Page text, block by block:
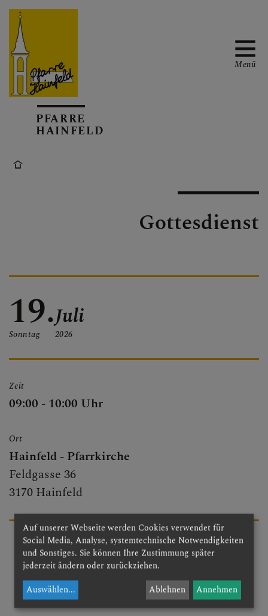
AKTUELL
GOTTESDIENSTE
PFARRBRIEF
PFARRKIRCHE
PFARRTEAM
FOTOGALERIE
GRUPPEN & RUNDEN
PFARRE
HAINFELD
Menü
Gottesdienst
19.
Sonntag
Juli
2026
Zeit
09:00 - 10:00 Uhr
Ort
Hainfeld - Pfarrkirche
Feldgasse 36
3170 Hainfeld
Auf unserer Webseite werden Cookies verwendet für
Social Media, Analyse, systemtechnische Notwendigkeiten
und Sonstiges. Sie können Ihre Zustimmung später
jederzeit ändern oder zurückziehen.
Auswählen... Ablehnen Annehmen